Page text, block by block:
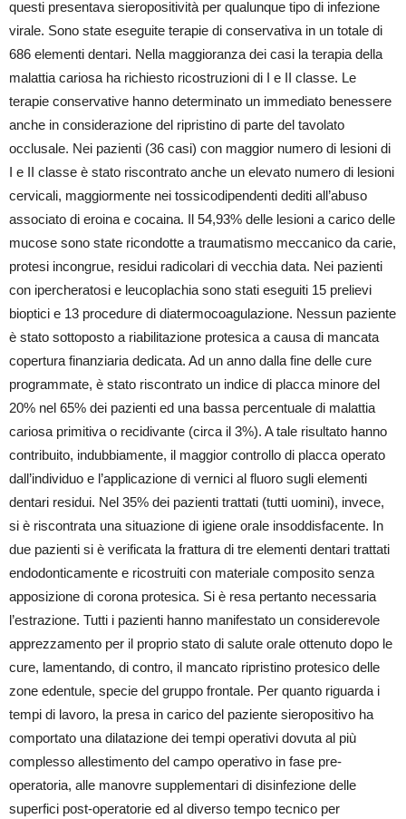
questi presentava sieropositività per qualunque tipo di infezione
virale. Sono state eseguite terapie di conservativa in un totale di
686 elementi dentari. Nella maggioranza dei casi la terapia della
malattia cariosa ha richiesto ricostruzioni di I e II classe. Le
terapie conservative hanno determinato un immediato benessere
anche in considerazione del ripristino di parte del tavolato
occlusale. Nei pazienti (36 casi) con maggior numero di lesioni di
I e II classe è stato riscontrato anche un elevato numero di lesioni
cervicali, maggiormente nei tossicodipendenti dediti all’abuso
associato di eroina e cocaina. Il 54,93% delle lesioni a carico delle
mucose sono state ricondotte a traumatismo meccanico da carie,
protesi incongrue, residui radicolari di vecchia data. Nei pazienti
con ipercheratosi e leucoplachia sono stati eseguiti 15 prelievi
bioptici e 13 procedure di diatermocoagulazione. Nessun paziente
è stato sottoposto a riabilitazione protesica a causa di mancata
copertura finanziaria dedicata. Ad un anno dalla fine delle cure
programmate, è stato riscontrato un indice di placca minore del
20% nel 65% dei pazienti ed una bassa percentuale di malattia
cariosa primitiva o recidivante (circa il 3%). A tale risultato hanno
contribuito, indubbiamente, il maggior controllo di placca operato
dall’individuo e l’applicazione di vernici al fluoro sugli elementi
dentari residui. Nel 35% dei pazienti trattati (tutti uomini), invece,
si è riscontrata una situazione di igiene orale insoddisfacente. In
due pazienti si è verificata la frattura di tre elementi dentari trattati
endodonticamente e ricostruiti con materiale composito senza
apposizione di corona protesica. Si è resa pertanto necessaria
l’estrazione. Tutti i pazienti hanno manifestato un considerevole
apprezzamento per il proprio stato di salute orale ottenuto dopo le
cure, lamentando, di contro, il mancato ripristino protesico delle
zone edentule, specie del gruppo frontale. Per quanto riguarda i
tempi di lavoro, la presa in carico del paziente sieropositivo ha
comportato una dilatazione dei tempi operativi dovuta al più
complesso allestimento del campo operativo in fase pre-
operatoria, alle manovre supplementari di disinfezione delle
superfici post-operatorie ed al diverso tempo tecnico per